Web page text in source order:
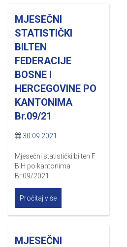
MJESEČNI
STATISTIČKI
BILTEN
FEDERACIJE
BOSNE I
HERCEGOVINE PO
KANTONIMA
Br.09/21
30.09.2021
Mjesečni statistički bilten F
BiH po kantonima
Br.09/2021
Pročitaj više
MJESEČNI